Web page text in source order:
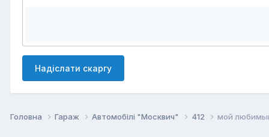
Надіслати скаргу
Головна Гараж Автомобілі "Москвич" 412 мой